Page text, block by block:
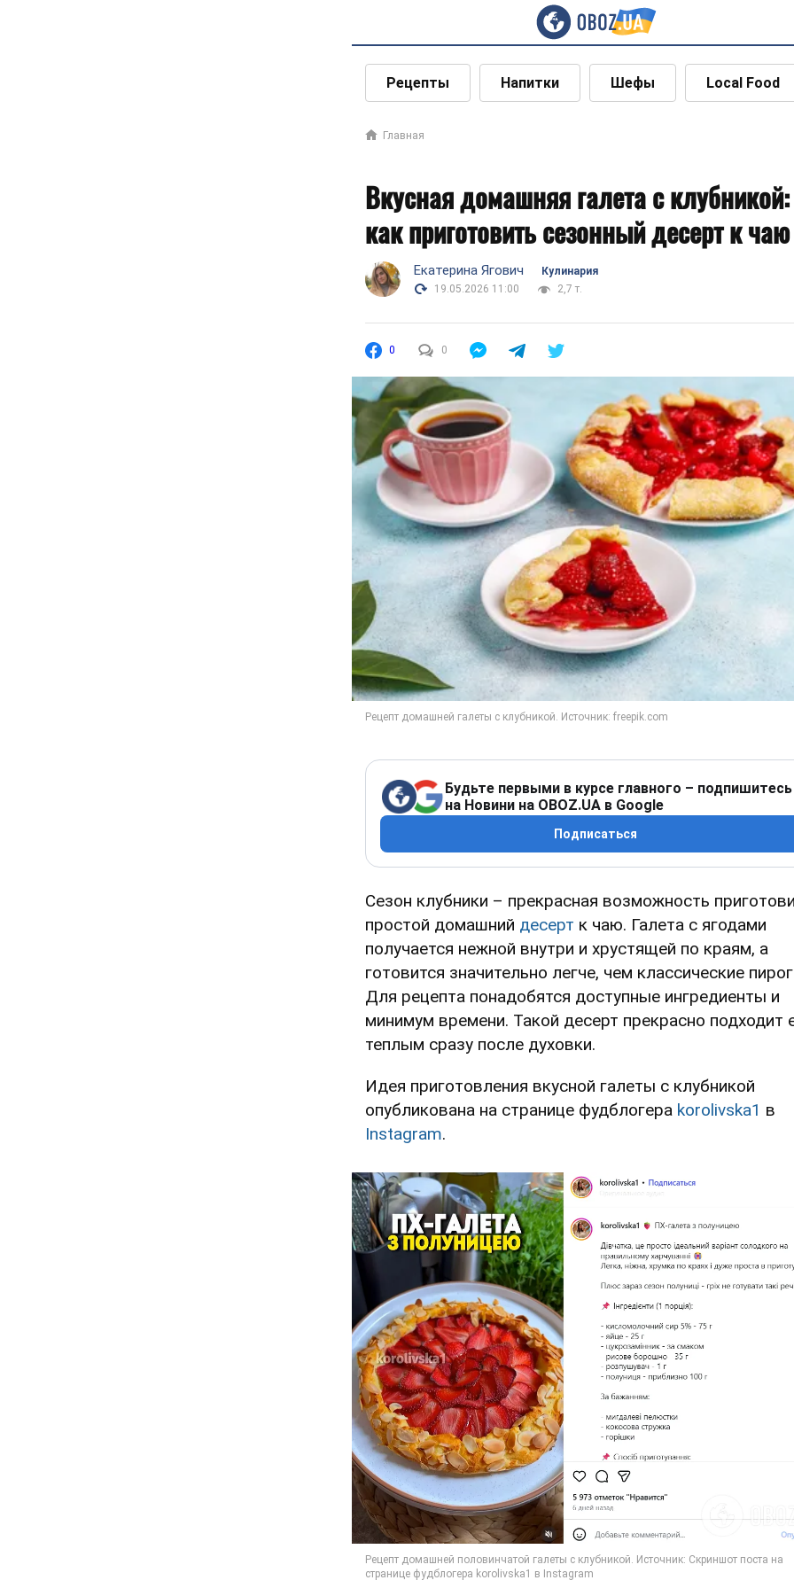
Рецепты Напитки Шефы Local Food
Главная
Вкусная домашняя галета с клубникой:
как приготовить сезонный десерт к чаю
Екатерина Ягович
Кулинария
19.05.2026 11:00
2,7 т.
0 0
Будьте первыми в курсе главного – подпишитесь
на Новини на OBOZ.UA в Google
Подписаться
Сезон клубники – прекрасная возможность
простой домашний десерт к чаю. Галета с ягодами
получается нежной внутри и хрустящей по краям, а
готовится значительно легче, чем классические
Для рецепта понадобятся доступные ингредиенты и
минимум времени. Такой десерт прекрасно подходит
теплым сразу после духовки.
Идея приготовления вкусной галеты с клубникой
опубликована на странице фудблогера korolivska1 в
Instagram.